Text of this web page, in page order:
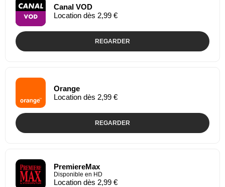
Canal VOD
Location dès 2,99 €
REGARDER
Orange
Location dès 2,99 €
REGARDER
PremiereMax
Disponible en HD
Location dès 2,99 €